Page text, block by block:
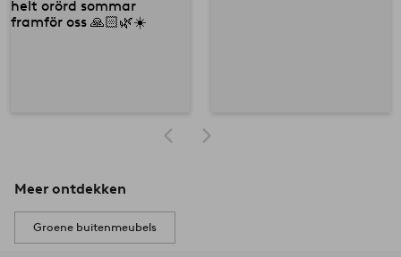
Meer ontdekken
Groene buitenmeubels